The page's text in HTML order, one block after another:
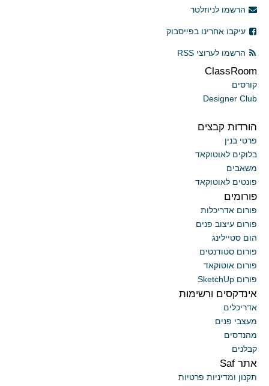
הרשמו לניוזלטר
עיקבו אחרינו בפייסבוק
הרשמו לערוצי RSS
ClassRoom
קורסים
Designer Club
הורדות קבצים
פרטי בנין
בלוקים לאוטוקאד
משאבים
פונטים לאוטוקאד
פורומים
פורום אדריכלות
פורום עיצוב פנים
הום סטיילינג
פורום סטודנטים
פורום אוטוקאד
פורום SketchUp
אינדקסים ורשימות
אדריכלים
מעצבי פנים
מהנדסים
קבלנים
אתר Saf
תקנון ומדיניות פרטיות